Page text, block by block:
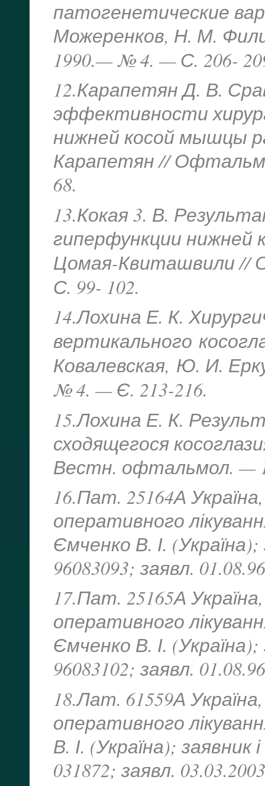
патогенетические
Можеренков, Н. М.
1990.— № 4. — С. 206-
12.Карапетян Д. В.
эффективности
нижней косой мышцы
Карапетян //
68.
13.Кокая 3. В.
гиперфункции нижней
Цомая-Квиташвили //
С. 99- 102.
14.Лохина Е. К.
вертикального
Ковалевская, Ю. И.
№ 4. — Є. 213-216.
15.Лохина Е. К.
сходящегося
Вестн. офтальмол. —
16.Пат. 25164А
оперативного
Ємченко В. І.
96083093; заявл.
17.Пат. 25165А
оперативного
Ємченко В. І.
96083102; заявл.
18.Лат. 61559А
оперативного
В. І. (Україна); заявник
031872; заявл.